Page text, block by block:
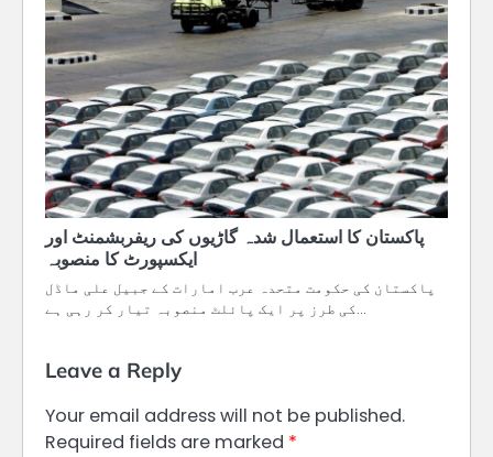
پاکستان کا استعمال شدہ گاڑیوں کی ریفربشمنٹ اور
ایکسپورٹ کا منصوبہ
پاکستان کی حکومت متحدہ عرب امارات کے جبیل علی ماڈل
کی طرز پر ایک پائلٹ منصوبہ تیار کر رہی ہے…
Leave a Reply
Your email address will not be published.
Required fields are marked *